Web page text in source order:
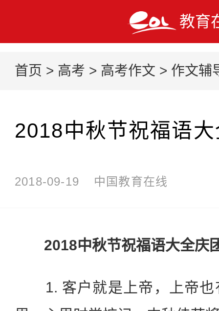
教育
首页 > 高考 > 高考作文 > 作文辅
2018中秋节祝福语
2018-09-19 中国教育在线
2018中秋节祝福语大全庆
1. 客户就是上帝，上帝也